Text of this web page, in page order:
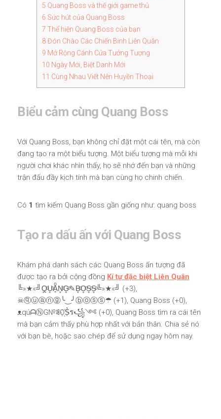
5 Quang Boss và thế giới game thủ
6 Sức hút của Quang Boss
7 Thể hiện Quang Boss của bạn
8Đón Chào Các Chiến Binh Liên Quân
9 Mở Rộng Cánh Cửa Tưởng Tượng
10 Ngày Mới, Biệt Danh Mới
11 Cùng Nhau Viết Nên Huyền Thoại
Biểu cảm cùng Quang Boss
Với Quang Boss, bạn không chỉ đặt một cái tên, mà còn
đang tạo ra một biểu tượng. Một biểu tượng mà mỗi khi
người chơi khác nhìn thấy, họ sẽ nhớ đến bạn và những
trận đấu đầy kịch tính mà bạn cùng họ chinh chiến.
Có 1 tìm kiếm Quang Boss gần giống như: quang boss
Tạo ra dấu ấn với Quang Boss
Khám phá danh sách các Quang Boss ấn tượng đã
được tạo ra bởi cộng đồng Kí tự đặc biệt Liên Quân
╚»★«╝Q̥ͦU̥ͦḀͦN̥ͦG̥ͦ✎B̥ͦO̥ͦS̥ͦS̥ͦ╚»★«╝ (+3),
☠ⓠⓤⓐⓝⓖ╰‿╯ⓑⓞⓢⓢ☂ (+1), Quang Boss (+0),
ᴥqúᗩⓃG№ꌃO꙰S͛ร꧁༺ (+0), Quang Boss tìm ra cái tên
mà bạn cảm thấy phù hợp nhất với bản thân. Chia sẻ nó
với bạn bè, hoặc sao chép để sử dụng ngay hôm nay.